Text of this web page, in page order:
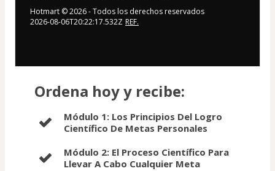
Hotmart ©2026- Todos los derechos reservados
2026-08-06T20:22:17.532Z REF.
Ordena hoy y recibe:
Módulo 1: Los Principios Del Logro
Científico De Metas Personales
Módulo 2: El Proceso Científico Para
Llevar A Cabo Cualquier Meta